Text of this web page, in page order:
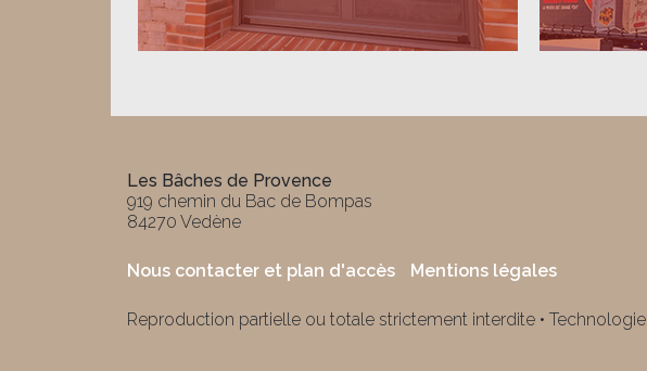
Les Bâches de Provence
919 chemin du Bac de Bompas
84270 Vedène
Nous contacter et plan d'accès Mentions légales
Reproduction partielle ou totale strictement interdite • Technologie